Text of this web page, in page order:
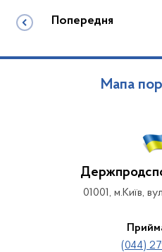
Попередня
Мапа
01001, м.Київ,
(044)